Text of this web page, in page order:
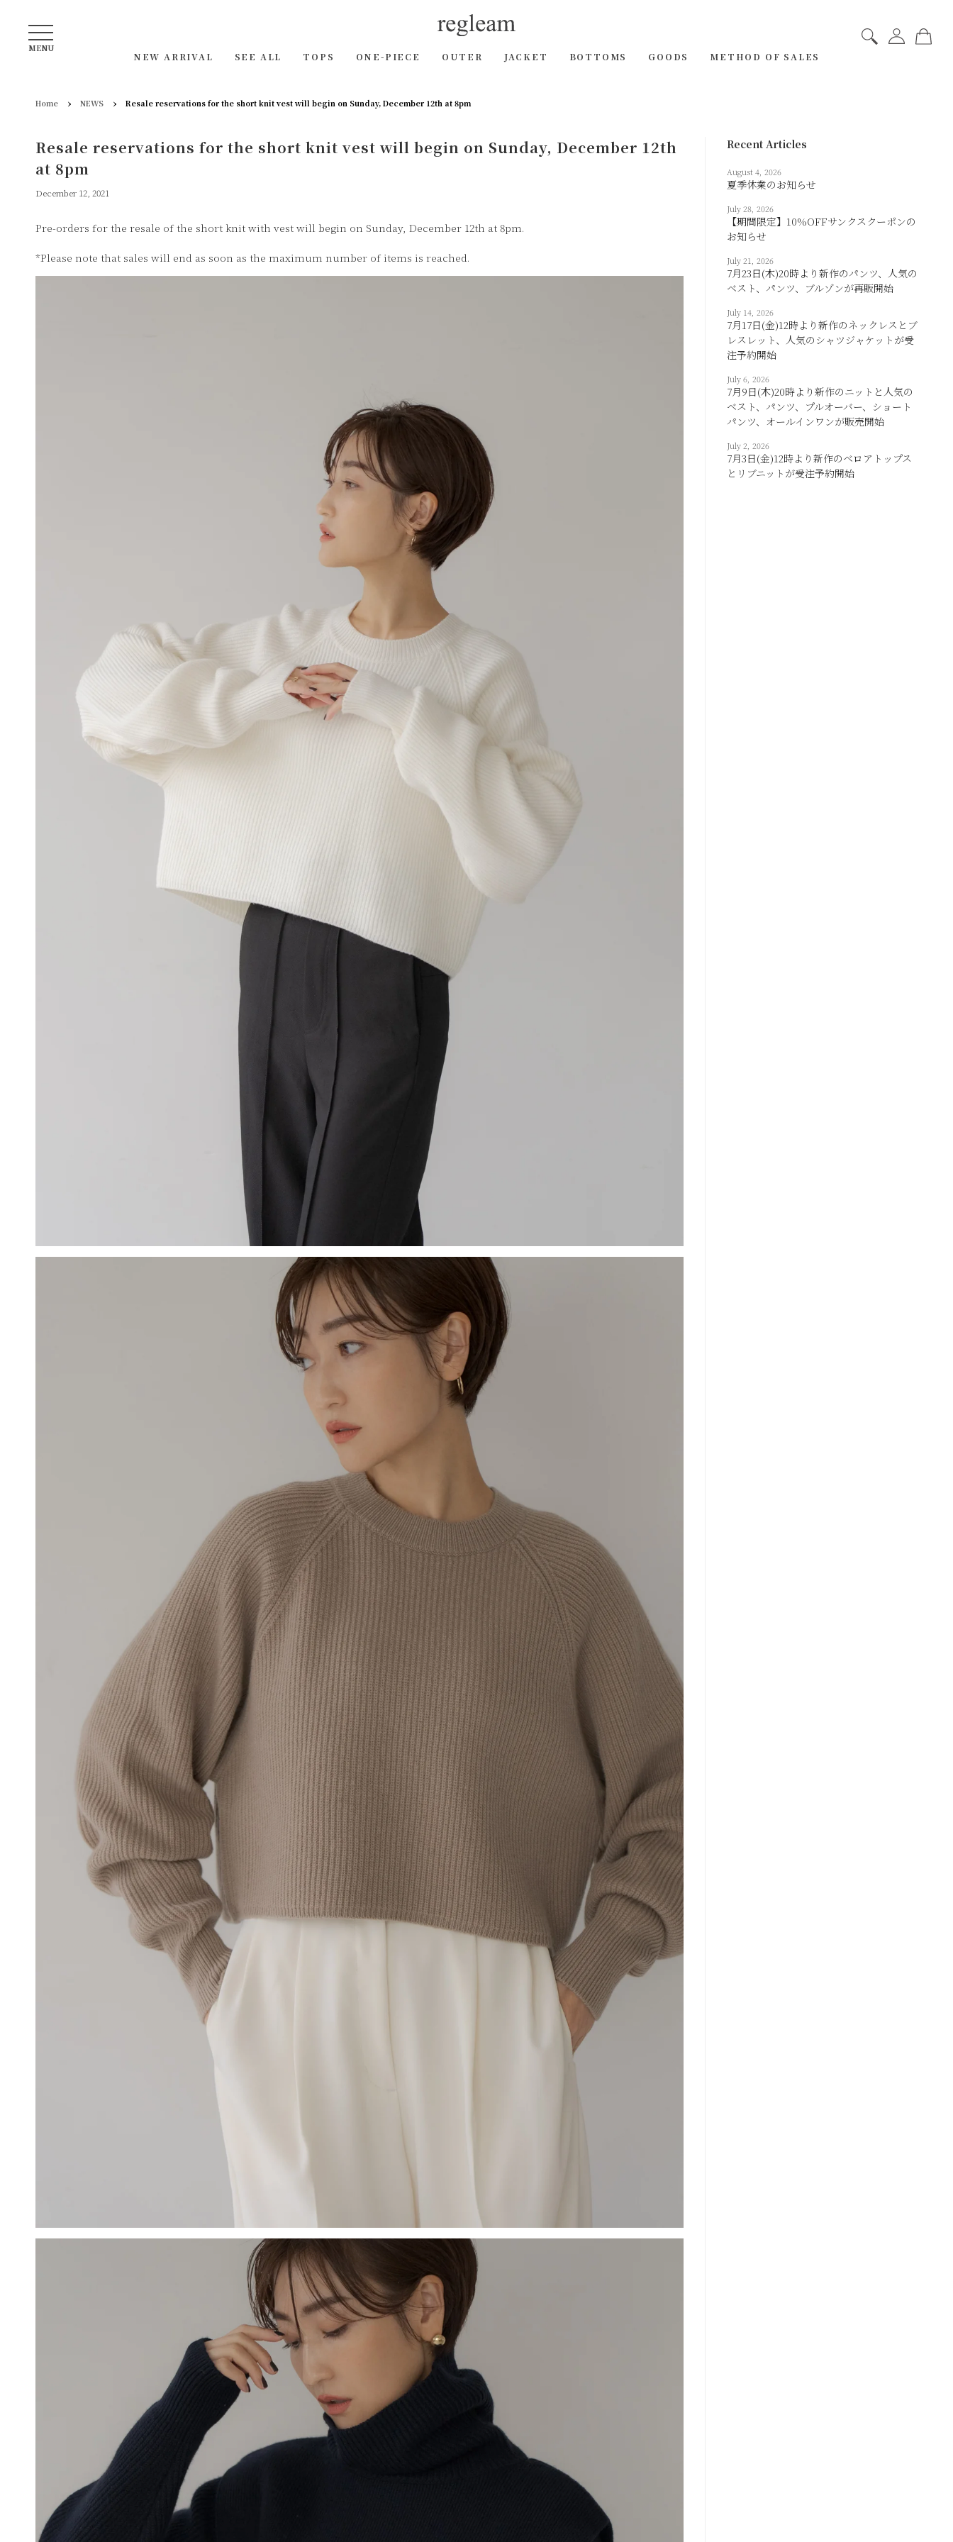
MENU
NEW ARRIVAL SEE ALL TOPS ONE-PIECE OUTER JACKET BOTTOMS GOODS METHOD OF SALES
Home › NEWS › Resale reservations for the short knit vest will begin on Sunday, December 12th at 8pm
Resale reservations for the short knit vest will begin on Sunday, December 12th
at 8pm
December 12, 2021
Pre-orders for the resale of the short knit with vest will begin on Sunday, December 12th at 8pm.
*Please note that sales will end as soon as the maximum number of items is reached.
Recent Articles
August 4, 2026
夏季休業のお知らせ
July 28, 2026
【期間限定】10%OFFサンクスクーポンの
お知らせ
July 21, 2026
7月23日(木)20時より新作のパンツ、人気の
ベスト、パンツ、ブルゾンが再販開始
July 14, 2026
7月17日(金)12時より新作のネックレスとブ
レスレット、人気のシャツジャケットが受
注予約開始
July 6, 2026
7月9日(木)20時より新作のニットと人気の
ベスト、パンツ、プルオーバー、ショート
パンツ、オールインワンが販売開始
July 2, 2026
7月3日(金)12時より新作のベロアトップス
とリブニットが受注予約開始